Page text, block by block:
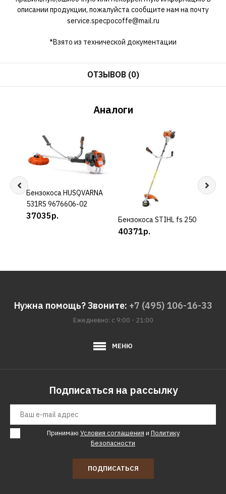
описании продукции, пожалуйста сообщите нам на почту
service.specpocoffe@mail.ru
*Взято из технической документации
ОТЗЫВОВ (0)
Аналоги
КУПИТЬ
Бензокоса HUSQVARNA
531RS 9676606-02
37035р. КУПИТЬ
Бензокоса STIHL fs 250
40371р.
Нужна помощь? Звоните: +7 (495) 106-16-33
Ежедневно: с 9:00 - 21:00
МЕНЮ
Подписаться на рассылку
Принимаю Условия соглашения и Политику
Безопасности
ПОДПИСАТЬСЯ